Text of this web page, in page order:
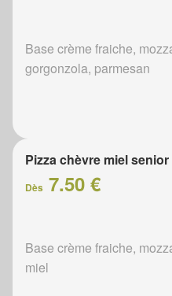
Base crème fraiche,
gorgonzola, parmesan
Pizza chèvre miel senior
Dès 7.50 €
Base crème fraiche,
miel